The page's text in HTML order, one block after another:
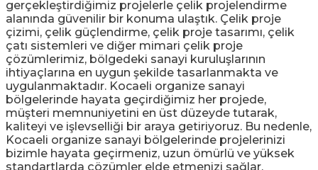
gerçekleştirdiğimiz projelerle çelik projelendirme
alanında güvenilir bir konuma ulaştık. Çelik proje
çizimi, çelik güçlendirme, çelik proje tasarımı, çelik
çatı sistemleri ve diğer mimari çelik proje
çözümlerimiz, bölgedeki sanayi kuruluşlarının
ihtiyaçlarına en uygun şekilde tasarlanmakta ve
uygulanmaktadır. Kocaeli organize sanayi
bölgelerinde hayata geçirdiğimiz her projede,
müşteri memnuniyetini en üst düzeyde tutarak,
kaliteyi ve işlevselliği bir araya getiriyoruz. Bu nedenle,
Kocaeli organize sanayi bölgelerinde projelerinizi
bizimle hayata geçirmeniz, uzun ömürlü ve yüksek
standartlarda çözümler elde etmenizi sağlar.